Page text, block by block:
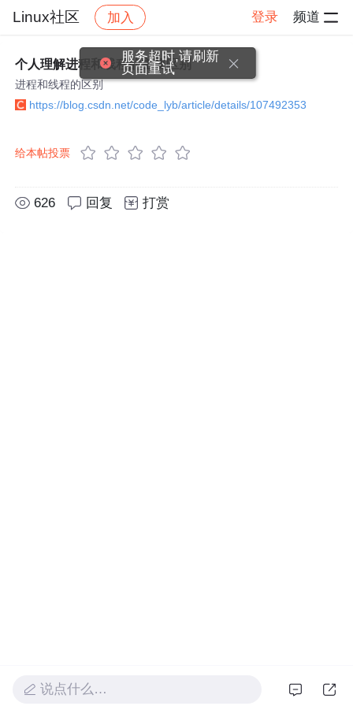
Linux社区 加入 登录 频道
社区 Linux社区 帖子详情
个人理解进程和线程的主要区别
进程和线程的区别
https://blog.csdn.net/code_lyb/article/details/107492353
给本帖投票
626 回复 打赏
说点什么…
服务超时,请刷新
页面重试